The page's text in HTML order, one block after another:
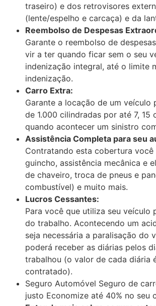
traseiro) e dos retrovisores
(lente/espelho e carcaça) e da
Reembolso de Despesas
Garante o reembolso de
vir a ter quando ficar sem o seu
indenização integral, até o limite
indenização.
Carro Extra:
Garante a locação de um veículo
de 1.000 cilindradas por até 7, 15
quando acontecer um sinistro
Assistência Completa para seu
Contratando esta cobertura
guincho, assistência mecânica e
de chaveiro, troca de pneus e
combustível) e muito mais.
Lucros Cessantes:
Para você que utiliza seu veículo
do trabalho. Acontecendo um
seja necessária a paralisação do
poderá receber as diárias pelos
trabalhou (o valor de cada diária
contratado).
Seguro Automóvel Seguro de
justo Economize até 40% no seu